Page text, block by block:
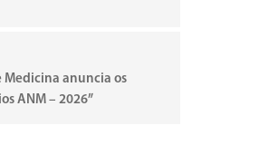
Medicina anuncia os
ANM – 2026”